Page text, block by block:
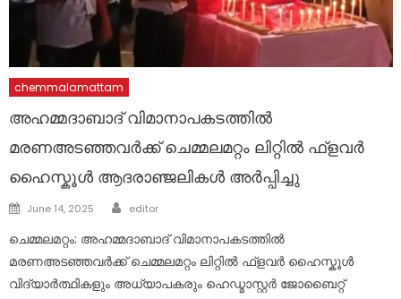
chemmalamattam
അഹമ്മദാബാദ് വിമാനാപകടത്തിൽ
മരണഅടഞ്ഞവർക്ക് ചെമ്മലമറ്റം ലിറ്റിൽ ഫ്ളവർ
ഹൈസ്കൂൾ ആദരാഞ്ജലികൾ അർപ്പിച്ചു
Posted
June 14, 2025 Author
editor
ചെമ്മലമറ്റം: അഹമ്മദാബാദ് വിമാനാപകടത്തിൽ
മരണഅടഞ്ഞവർക്ക് ചെമ്മലമറ്റം ലിറ്റിൽ ഫ്ളവർ ഹൈസ്കൂൾ
വിദ്യാർത്ഥികളും അധ്യാപകരും ഹെഡ്മാസ്റ്റർ ജോബൈറ്റ്